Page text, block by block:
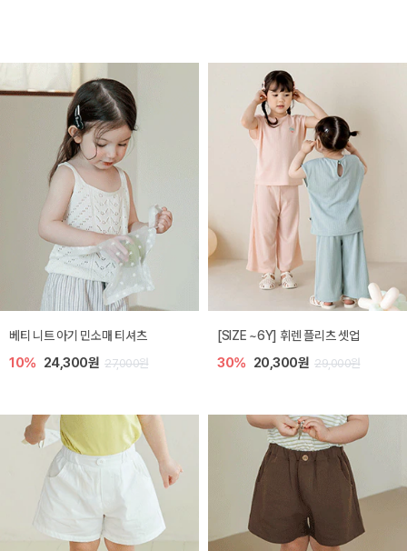
베티 니트 아기 민소매 티셔츠
10% 24,300원 27,000원
[SIZE ~6Y] 휘렌 플리츠 셋업
30% 20,300원 29,000원